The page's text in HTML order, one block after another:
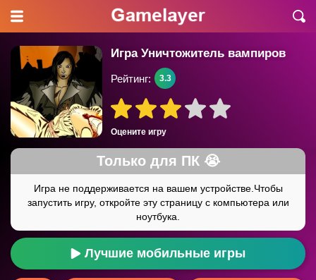
Игра Уничтожитель вампиров
Оцените игру
Рейтинг: 3.3
Лучшие мобильные игры